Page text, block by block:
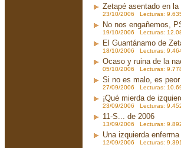
Zetapé asentado en
23/10/2006 Lecturas:
No nos engañemos,
19/10/2006 Lecturas:
El Guantánamo de
18/10/2006 Lecturas:
Ocaso y ruina de la
05/10/2006 Lecturas:
Si no es malo, es
27/09/2006 Lecturas:
¡Qué mierda de
23/09/2006 Lecturas:
11-S... de 2006
13/09/2006 Lecturas:
Una izquierda enferma
12/09/2006 Lecturas: 9.391